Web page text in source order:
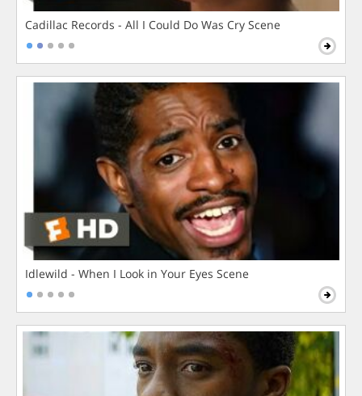
Cadillac Records - All I Could Do Was Cry Scene
Idlewild - When I Look in Your Eyes Scene